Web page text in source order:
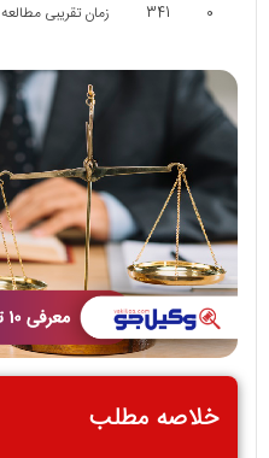
0
341 زمان تقریبی مطالعه 5 دقیقه
خلاصه مطلب